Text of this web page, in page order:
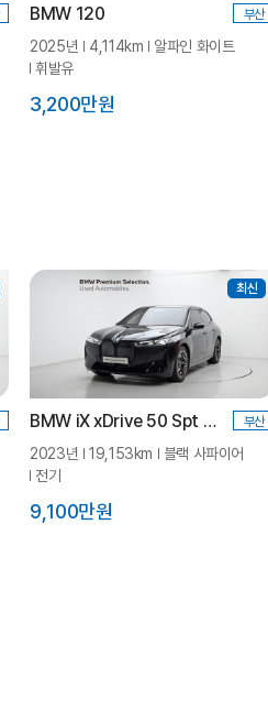
BMW 120 부산
2025년 4,114km 알파인 화이트
휘발유
3,200만원
최신
BMW iX xDrive 50 Spt Plus_P0-1 부산
2023년 19,153km
블랙 사파이어
전기
9,100만원